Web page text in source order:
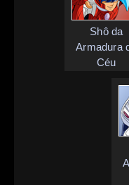
Shô da
Armadura
Céu